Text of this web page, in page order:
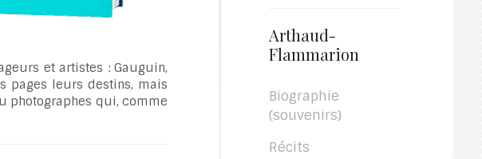
Arthaud-
Flammarion
Biographie
(souvenirs)
Récits
et artistes : Gauguin,
pages leurs destins, mais
photographes qui, comme